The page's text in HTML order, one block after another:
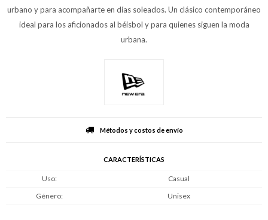
urbano y para acompañarte en días soleados. Un clásico contemporáneo
ideal para los aficionados al béisbol y para quienes siguen la moda
urbana.
Métodos y costos de envío
CARACTERÍSTICAS
Uso
Casual
Género
Unisex